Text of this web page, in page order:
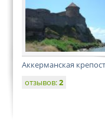
Аккерманская
отзывов:2